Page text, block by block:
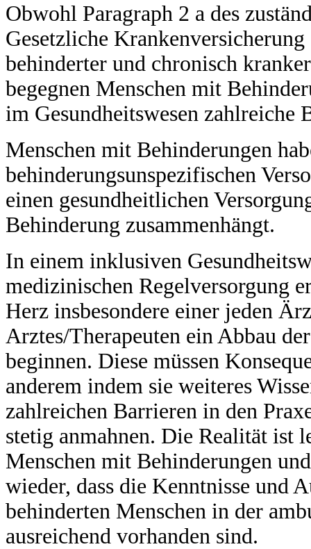
Obwohl Paragraph 2 a des
Gesetzliche
behinderter und chronisch
begegnen Menschen mit
im Gesundheitswesen zahlreiche
Menschen mit Behinderungen
behinderungsunspezifischen
einen gesundheitlichen
Behinderung zusammenhängt.
In einem inklusiven
medizinischen Regelversorgung
Herz insbesondere einer jeden
Arztes/Therapeuten ein Abbau
beginnen. Diese müssen
anderem indem sie weiteres
zahlreichen Barrieren in den
stetig anmahnen. Die Realität ist
Menschen mit Behinderungen
wieder, dass die Kenntnisse und
behinderten Menschen in der
ausreichend vorhanden sind.